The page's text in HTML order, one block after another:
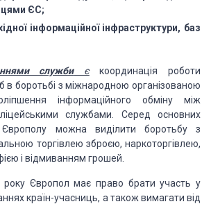
ЄС;
інформаційної інфраструктури, баз
службиєкоординація роботи
в боротьбі з міжнародною організованою
інформаційного обміну між
службами. Серед основних
можна виділити боротьбу з
торгівлею зброєю, наркоторгівлею,
і відмиванням грошей.
Європол має право брати участь у
країн-учасниць, а також вимагати від